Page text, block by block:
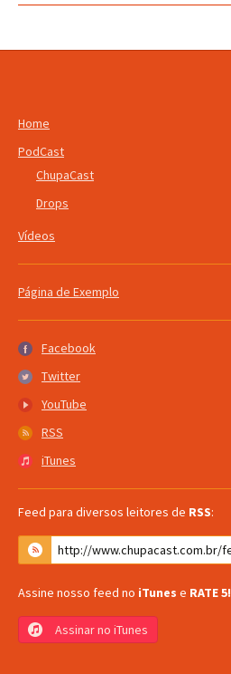
Home
PodCast
ChupaCast
Drops
Vídeos
Página de Exemplo
Facebook
Facebook
Twitter
Twitter
YouTube
YouTube
RSS
RSS
iTunes
iTunes
Feed para diversos leitores de RSS:
Assine nosso feed no iTunes e RATE 5!
Assinar no iTunes